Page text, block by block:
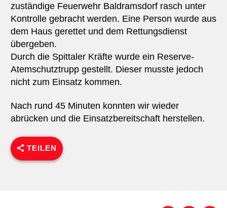
zuständige Feuerwehr Baldramsdorf rasch unter
Kontrolle gebracht werden. Eine Person wurde aus
dem Haus gerettet und dem Rettungsdienst
übergeben.
Durch die Spittaler Kräfte wurde ein Reserve-
Atemschutztrupp gestellt. Dieser musste jedoch
nicht zum Einsatz kommen.
Nach rund 45 Minuten konnten wir wieder
abrücken und die Einsatzbereitschaft herstellen.
TEILEN